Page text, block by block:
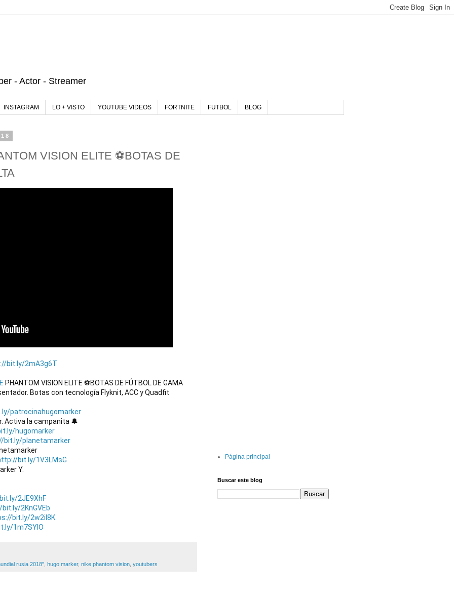
- Actor - Streamer
INSTAGRAM LO + VISTO YOUTUBE VIDEOS FORTNITE FUTBOL BLOG
VISION ELITE ⚽️BOTAS DE
bit.ly/2mA3g6T
PHANTOM VISION ELITE ⚽️BOTAS DE FÚTBOL DE GAMA
Botas con tecnología Flyknit, ACC y Quadfit
patrocinahugomarker
Activa la campanita 🔔
hugomarker
bit.ly/planetamarker
bit.ly/1V3LMsG
Y.
2JE9XhF
2KnGVEb
bit.ly/2w2il8K
1m7SYIO
rusia 2018", hugo marker, nike phantom vision, youtubers
Página principal
Buscar este blog